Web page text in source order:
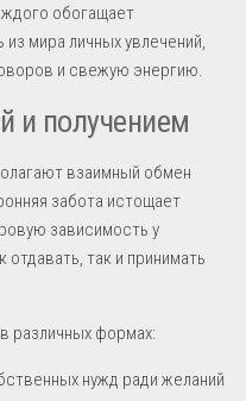
обогащает
мира личных увлечений,
и свежую энергию.
и получением
взаимный обмен
забота истощает
зависимость у
так и принимать
различных формах:
нужд ради желаний